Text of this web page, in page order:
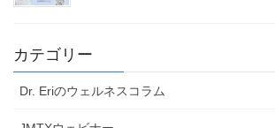
カテゴリー
Dr. Eriのウェルネスコラム